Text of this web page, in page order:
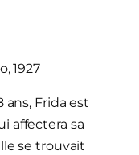
1927
ans, Frida est
affectera sa
se trouvait